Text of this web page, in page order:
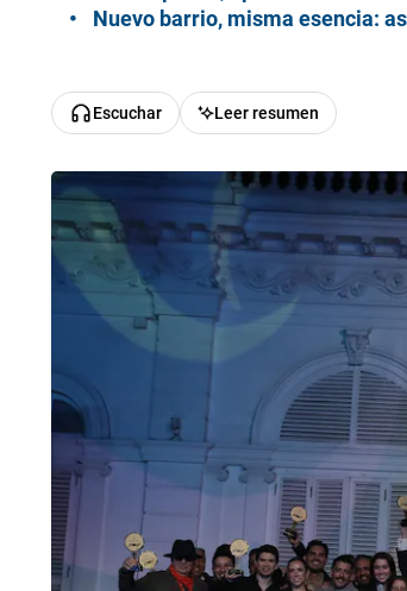
Nuevo barrio, misma esencia:
Escuchar Leer resumen